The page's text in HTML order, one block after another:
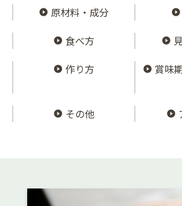
原材料・成分
食べ方
作り方
賞味
その他